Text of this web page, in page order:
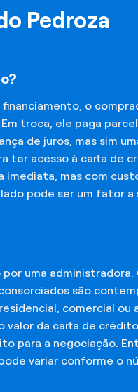
Pedroza
o
troca, ele paga
de juros, mas sim
ter acesso à carta de
imediata, mas com
pode ser um fator a
uma administradora.
são
comercial ou
valor da carta de
para a negociação.
variar conforme o